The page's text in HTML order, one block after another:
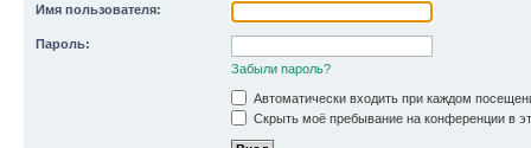
Имя пользователя:
Пароль:
Забыли пароль?
Автоматически входить при каждом
Скрыть моё пребывание на конференции в